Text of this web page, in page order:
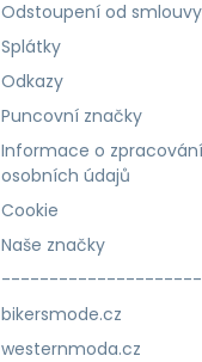
Odstoupení od smlouvy
Splátky
Odkazy
Puncovní značky
Informace o zpracování
osobních údajů
Cookie
Naše značky
bikersmode.cz
westernmoda.cz